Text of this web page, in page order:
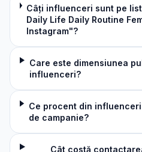
Câți influenceri sunt pe
Daily Life Daily Routine
Instagram"?
Care este dimensiunea
influenceri?
Ce procent din
de campanie?
Cât costă